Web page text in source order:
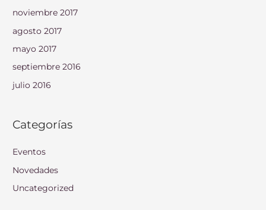
noviembre 2017
agosto 2017
mayo 2017
septiembre 2016
julio 2016
Categorías
Eventos
Novedades
Uncategorized